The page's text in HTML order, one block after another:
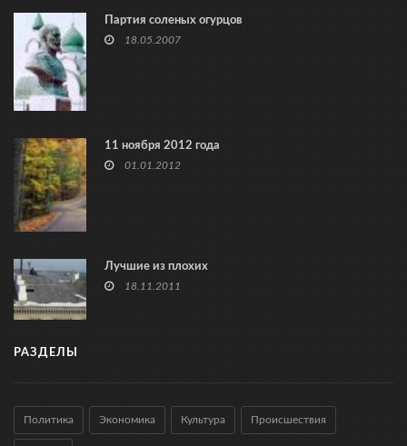
Партия соленых огурцов
18.05.2007
11 ноября 2012 года
01.01.2012
Лучшие из плохих
18.11.2011
РАЗДЕЛЫ
Политика Экономика Культура Происшествия